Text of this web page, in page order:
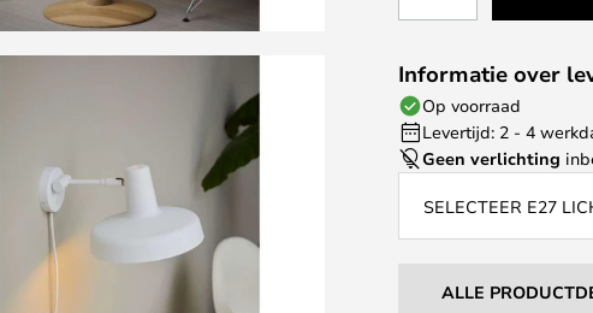
Informatie over
Op voorraad
Levertijd: 2 - 4
Geen verlichting
SELECTEER E27
ALLE